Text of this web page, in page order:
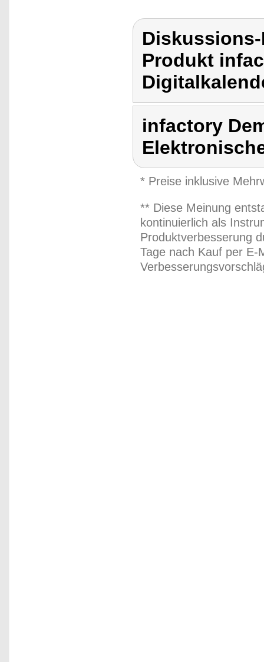
Produkt
infactory
* Preise inklusive
** Diese Meinung
kontinuierlich als
Produktverbesserung
Tage nach Kauf per E-